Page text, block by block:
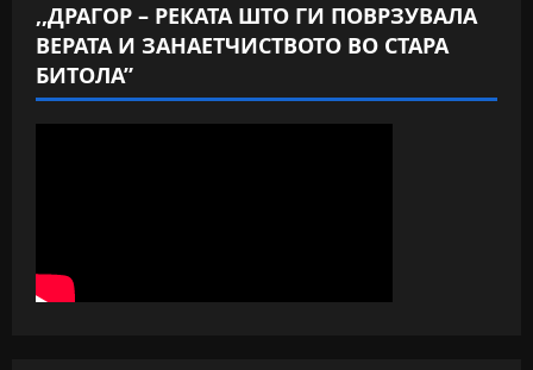
,,ДРАГОР – РЕКАТА ШТО ГИ ПОВРЗУВАЛА
ВЕРАТА И ЗАНАЕТЧИСТВОТО ВО СТАРА
БИТОЛА”